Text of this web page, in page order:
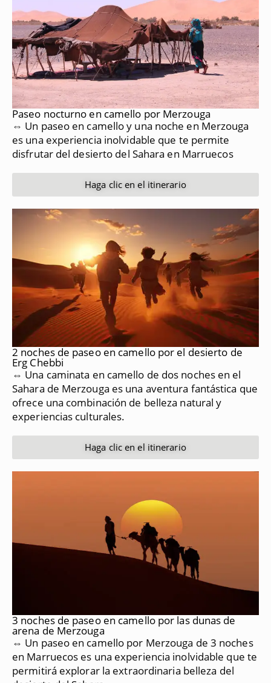
Paseo nocturno en camello por Merzouga
⇔ Un paseo en camello y una noche en Merzouga
es una experiencia inolvidable que te permite
disfrutar del desierto del Sahara en Marruecos
Haga clic en el itinerario
2 noches de paseo en camello por el desierto de
Erg Chebbi
⇔ Una caminata en camello de dos noches en el
Sahara de Merzouga es una aventura fantástica que
ofrece una combinación de belleza natural y
experiencias culturales.
Haga clic en el itinerario
3 noches de paseo en camello por las dunas de
arena de Merzouga
⇔ Un paseo en camello por Merzouga de 3 noches
en Marruecos es una experiencia inolvidable que te
permitirá explorar la extraordinaria belleza del